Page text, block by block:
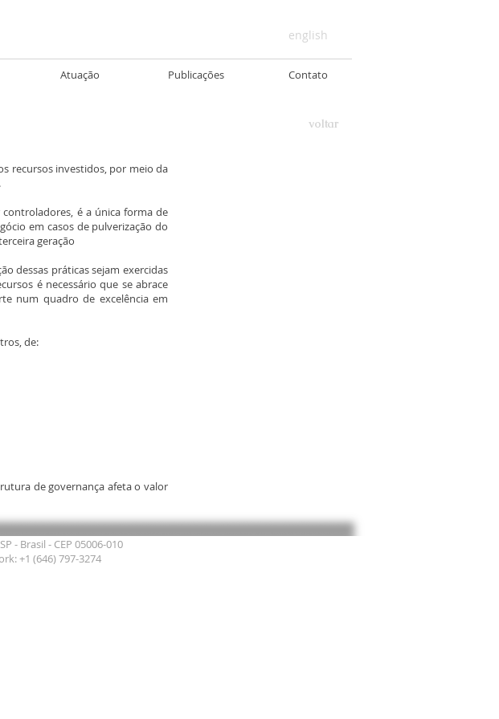
recursos investidos, por meio da
é a única forma de
em casos de pulverização do
geração
dessas práticas sejam exercidas
é necessário que se abrace
num quadro de excelência em
de:
de governança afeta o valor
voltar
english
Contato
Publicações
Atuação
- Brasil - CEP 05006-010
+1 (646) 797-3274